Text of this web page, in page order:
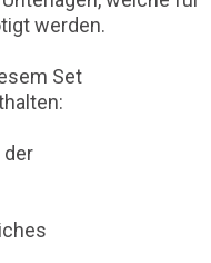
werden.
Set
der